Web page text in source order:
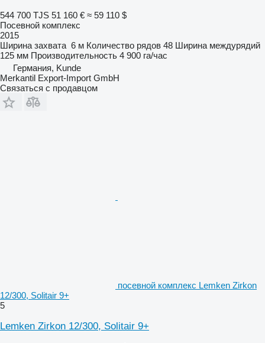
544 700 TJS 51 160 € ≈ 59 110 $
Посевной комплекс
2015
Ширина захвата 6 м Количество рядов 48 Ширина междурядий
125 мм Производительность 4 900 га/час
Германия, Kunde
Merkantil Export-Import GmbH
Связаться с продавцом
посевной комплекс Lemken Zirkon
12/300, Solitair 9+
5
Lemken Zirkon 12/300, Solitair 9+